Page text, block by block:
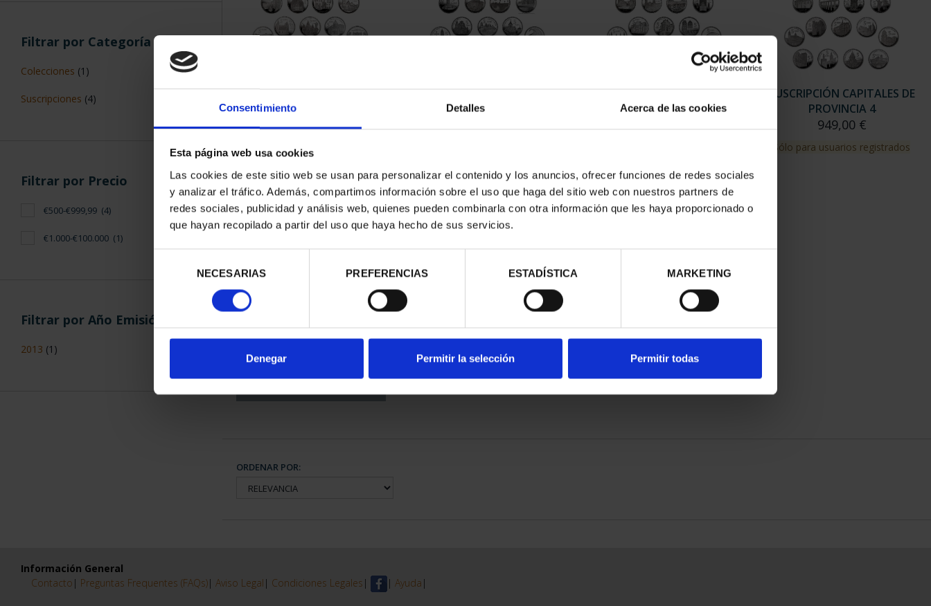
Consentimiento Detalles Acerca de las cookies
Esta página web usa cookies
Las cookies de este sitio web se usan para personalizar el contenido y los anuncios, ofrecer funciones de redes sociales
y analizar el tráfico. Además, compartimos información sobre el uso que haga del sitio web con nuestros partners de
redes sociales, publicidad y análisis web, quienes pueden combinarla con otra información que les haya proporcionado o
que hayan recopilado a partir del uso que haya hecho de sus servicios.
consentimiento
NECESARIAS PREFERENCIAS ESTADÍSTICA MARKETING
Denegar Permitir la selección Permitir todas
Filtrar por Categoría
Colecciones (1)
Suscripciones (4)
Filtrar por Precio
€500-€999,99 (4)
€1.000-€100.000 (1)
Filtrar por Año Emisión
2013 (1)
SUSCRIPCIÓN CAPITALES DE
PROVINCIA 1
949,00 €
Sólo para usuarios registrados
SUSCRIPCIÓN CAPITALES DE
PROVINCIA 2
949,00 €
SUSCRIPCIÓN CAPITALES DE
PROVINCIA 3
949,00 €
SUSCRIPCIÓN CAPITALES DE
PROVINCIA 4
949,00 €
Sólo para usuarios registrados
COLECCION COMPLET...
3.796,00 €
ORDENAR POR:
Información General
Contacto | Preguntas Frequentes (FAQs)| Aviso Legal | Condiciones Legales | | Ayuda |